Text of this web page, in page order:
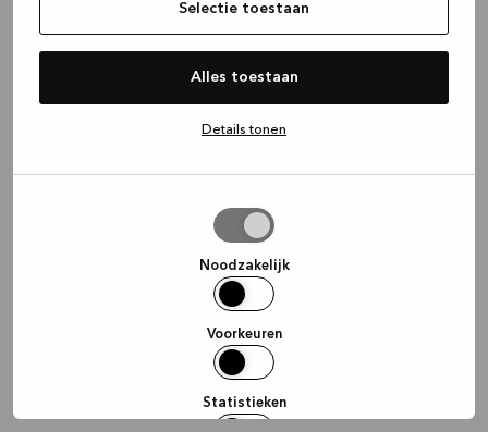
Selectie toestaan
Alles toestaan
Details tonen
Noodzakelijk
Voorkeuren
Statistieken